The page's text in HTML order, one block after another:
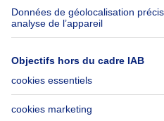
Aide
FAQ
Accessibilité
Contactez-nous